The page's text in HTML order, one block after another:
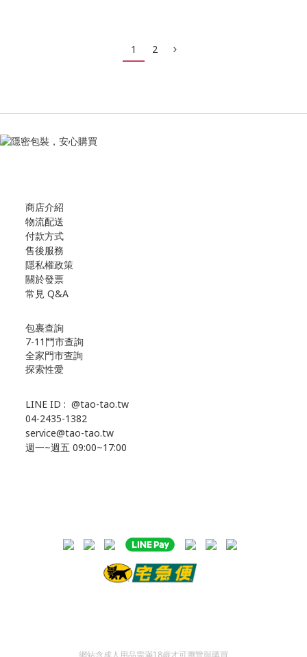
1 2
商店介紹
物流配送
付款方式
售後服務
隱私權政策
關於發票
常見 Q&A
包裹查詢
7-11門市查詢
全家門市查詢
探索性愛
LINE ID : @tao-tao.tw
04-2435-1382
service@tao-tao.tw
週一~週五 09:00~17:00
網站含成人用品需滿18歲才可瀏覽與購買